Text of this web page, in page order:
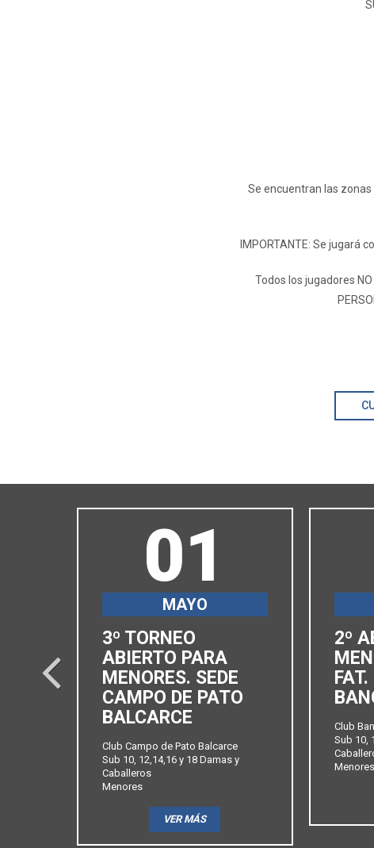
Se encuentran las
IMPORTANTE: Se jugará
Todos los jugadores
01
MAYO
3º TORNEO
ABIERTO PARA
MENORES. SEDE
CAMPO DE PATO
BALCARCE
Club Campo de Pato Balcarce
Sub 10, 12,14,16 y 18 Damas y
Caballeros
Menores
VER MÁS
2º
Club
Sub 10,
Menores